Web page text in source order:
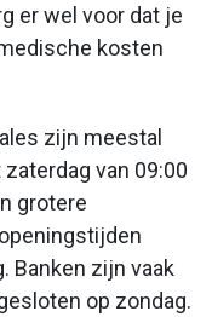
er wel voor dat je
kosten
zijn meestal
van 09:00
grotere
Banken zijn vaak
op zondag.